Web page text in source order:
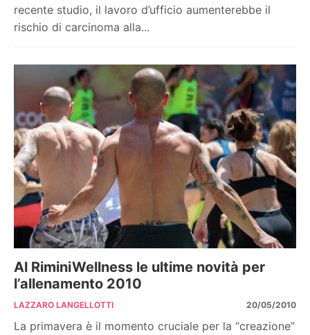
recente studio, il lavoro d’ufficio aumenterebbe il
rischio di carcinoma alla...
Al RiminiWellness le ultime novità per
l’allenamento 2010
LAZZARO LANGELLOTTI 20/05/2010
La primavera è il momento cruciale per la “creazione”